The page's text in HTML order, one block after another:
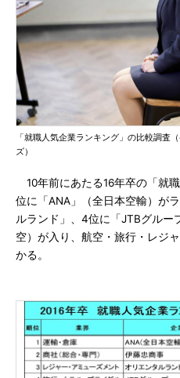
「就職人気企業ランキング」の比較調査
ズ）
10年前にあたる16年卒の「就
位に「ANA」（全日本空輸）が
ルランド」、4位に「JTBグルー
空）が入り、航空・旅行・レジ
かる。